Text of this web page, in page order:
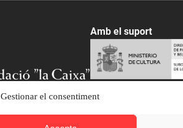
Gestionar el consentiment
Amb el suport